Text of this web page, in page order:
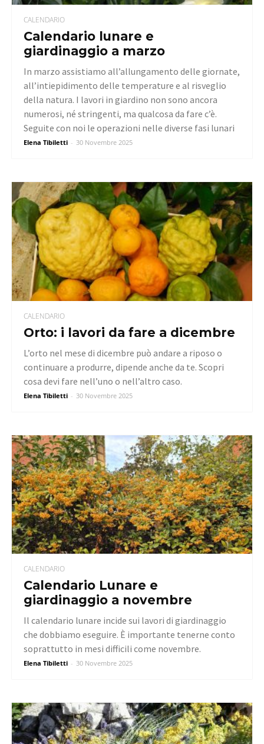
CALENDARIO
Calendario lunare e
giardinaggio a marzo
Elena Tibiletti - 30 Novembre 2025
In marzo assistiamo all’allungamento delle giornate,
all’intiepidimento delle temperature e al risveglio
della natura. I lavori in giardino non sono ancora
numerosi, né stringenti, ma qualcosa da fare c’è.
Seguite con noi le operazioni nelle diverse fasi lunari
CALENDARIO
Orto: i lavori da fare a dicembre
Elena Tibiletti - 30 Novembre 2025
L’orto nel mese di dicembre può andare a riposo o
continuare a produrre, dipende anche da te. Scopri
cosa devi fare nell’uno o nell’altro caso.
CALENDARIO
Calendario Lunare e
giardinaggio a novembre
Elena Tibiletti - 30 Novembre 2025
Il calendario lunare incide sui lavori di giardinaggio
che dobbiamo eseguire. È importante tenerne conto
soprattutto in mesi difficili come novembre.